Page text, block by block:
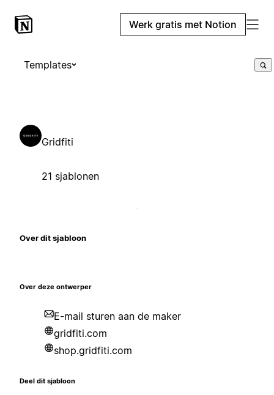
Werk gratis met Notion
Templates
Gridfiti
21 sjablonen
Over dit sjabloon
Over deze ontwerper
E-mail sturen aan de maker
gridfiti.com
shop.gridfiti.com
Deel dit sjabloon